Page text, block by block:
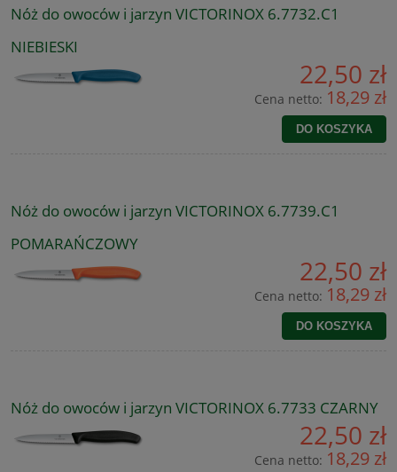
Nóż do owoców i jarzyn VICTORINOX 6.7732.C1
NIEBIESKI
22,50 zł
Cena netto: 18,29 zł
DO KOSZYKA
Nóż do owoców i jarzyn VICTORINOX 6.7739.C1
POMARAŃCZOWY
22,50 zł
Cena netto: 18,29 zł
DO KOSZYKA
Nóż do owoców i jarzyn VICTORINOX 6.7733 CZARNY
22,50 zł
Cena netto: 18,29 zł